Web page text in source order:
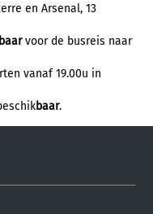
en Arsenal, 13
baarvoor de busreis naar
vanaf 19.00u in
baar.